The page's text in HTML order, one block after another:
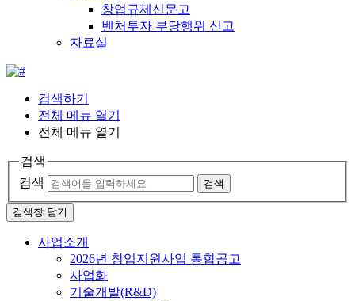
창업규제신문고
벤처투자 부당행위 신고
자료실
검색하기
전체 메뉴 열기
전체 메뉴 열기
검색
검색
검색
검색창 닫기
사업소개
2026년 창업지원사업 통합공고
사업화
기술개발(R&D)